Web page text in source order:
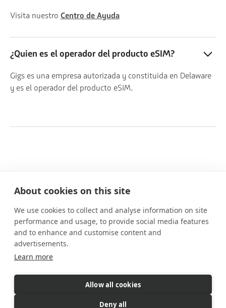
Visita nuestro Centro de Ayuda
¿Quien es el operador del producto eSIM?
Gigs es una empresa autorizada y constituida en Delaware
y es el operador del producto eSIM.
Nuestros planes
Prestaciones
Cómo funciona
eSIM es un producto comercializado
las ventas, la facturación y el servicio al cliente
About cookies on this site
We use cookies to collect and analyse information on site
performance and usage, to provide social media features
and to enhance and customise content and
advertisements.
Learn more
Allow all cookies
Deny all